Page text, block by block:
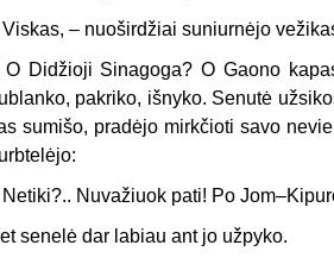
– nuoširdžiai suniurnėjo
O Didžioji Sinagoga? O Gaono
pakriko, išnyko. Senutė
sumišo, pradėjo mirkčioti savo
Nuvažiuok pati! Po
senelė dar labiau ant jo užpyko.